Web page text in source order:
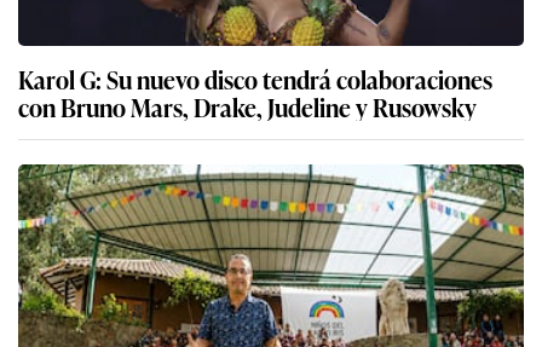
Karol G: Su nuevo disco tendrá colaboraciones
con Bruno Mars, Drake, Judeline y Rusowsky